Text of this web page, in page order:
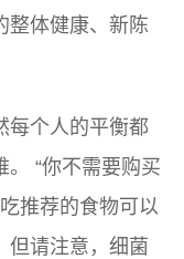
整体健康、新陈
每个人的平衡都
“你不需要购买
推荐的食物可以
但请注意，细菌